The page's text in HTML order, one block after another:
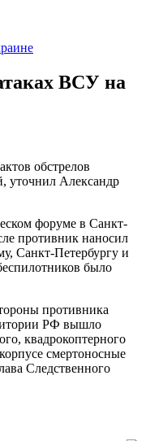
ВСУ на
обстрелов
уточнил Александр
форуме в Санкт-
противник наносил
Санкт-Петербургу и
было
противника
РФ вышло
квадрокоптерного
смертоносные
Следственного